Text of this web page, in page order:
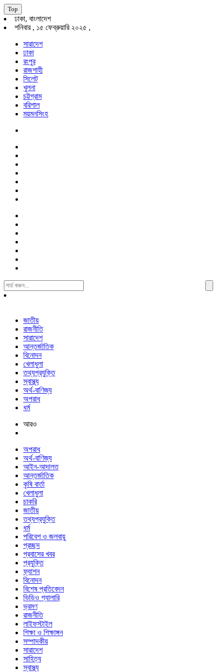
Top
ঢাকা, বাংলাদেশ
শনিবার , ১৫ ফেব্রুয়ারি ২০২৫ ,
সারাদেশ
ঢাকা
রংপুর
রাজশাহী
সিলেট
খুলনা
চট্টগ্রাম
বরিশাল
ময়মনসিংহ
Search
For:
জাতীয়
রাজনীতি
সারাদেশ
আন্তর্জাতিক
বিনোদন
খেলাধুলা
তথ্যপ্রযুক্তি
স্বাস্থ্য
অর্থ-বাণিজ্য
অপরাধ
ধর্ম
আরও
অপরাধ
অর্থ-বাণিজ্য
আইন-আদালত
আন্তর্জাতিক
কৃষি বার্তা
খেলাধুলা
চাকরি
জাতীয়
তথ্যপ্রযুক্তি
ধর্ম
পরিবেশ ও জলবায়ু
প্রচ্ছদ
প্রবাসের খবর
প্রযুক্তি
ফ্যাশন
বিনোদন
বিশেষ প্রতিবেদন
ভিডিও গ্যালারি
ভ্রমণ
রাজনীতি
লাইফস্টাইল
শিক্ষা ও শিক্ষাঙ্গন
সম্পাদকীয়
সারাদেশ
সাহিত্য
স্বাস্থ্য